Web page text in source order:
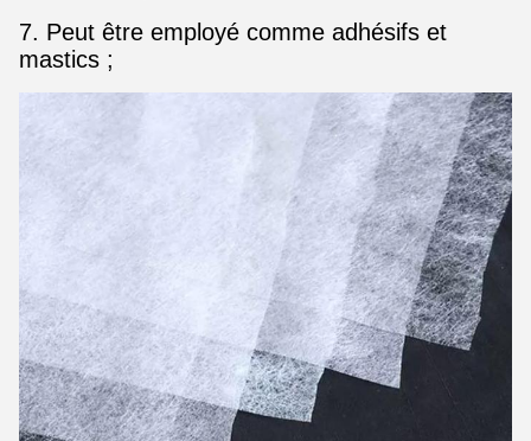
7. Peut être employé comme adhésifs et
mastics ;